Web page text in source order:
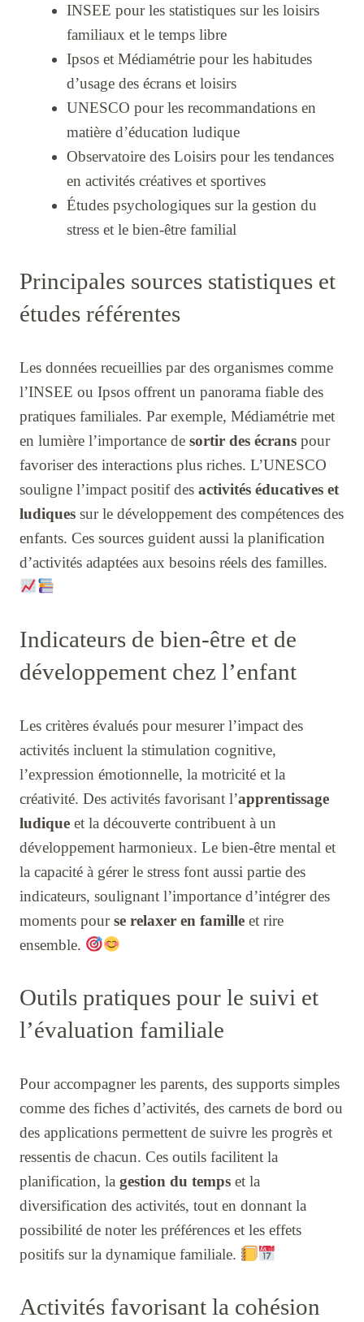
INSEE pour les statistiques sur les loisirs
familiaux et le temps libre
Ipsos et Médiamétrie pour les habitudes
d’usage des écrans et loisirs
UNESCO pour les recommandations en
matière d’éducation ludique
Observatoire des Loisirs pour les tendances
en activités créatives et sportives
Études psychologiques sur la gestion du
stress et le bien-être familial
Principales sources statistiques et
études référentes
Les données recueillies par des organismes comme
l’INSEE ou Ipsos offrent un panorama fiable des
pratiques familiales. Par exemple, Médiamétrie met
en lumière l’importance de sortir des écrans pour
favoriser des interactions plus riches. L’UNESCO
souligne l’impact positif des activités éducatives et
ludiques sur le développement des compétences des
enfants. Ces sources guident aussi la planification
d’activités adaptées aux besoins réels des familles.
Indicateurs de bien-être et de
développement chez l’enfant
Les critères évalués pour mesurer l’impact des
activités incluent la stimulation cognitive,
l’expression émotionnelle, la motricité et la
créativité. Des activités favorisant l’apprentissage
ludique et la découverte contribuent à un
développement harmonieux. Le bien-être mental et
la capacité à gérer le stress font aussi partie des
indicateurs, soulignant l’importance d’intégrer des
moments pourse relaxer en famille et rire
ensemble.
Outils pratiques pour le suivi et
l’évaluation familiale
Pour accompagner les parents, des supports simples
comme des fiches d’activités, des carnets de bord ou
des applications permettent de suivre les progrès et
ressentis de chacun. Ces outils facilitent la
planification, la gestion du temps et la
diversification des activités, tout en donnant la
possibilité de noter les préférences et les effets
positifs sur la dynamique familiale.
Activités favorisant la cohésion